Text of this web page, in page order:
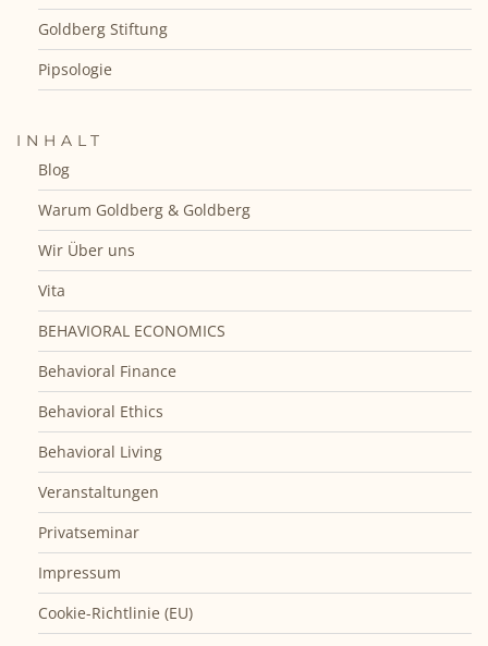
Goldberg Stiftung
Pipsologie
INHALT
Blog
Warum Goldberg & Goldberg
Wir Über uns
Vita
BEHAVIORAL ECONOMICS
Behavioral Finance
Behavioral Ethics
Behavioral Living
Veranstaltungen
Privatseminar
Impressum
Cookie-Richtlinie (EU)